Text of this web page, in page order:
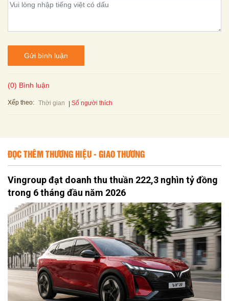
Gửi bình luận
(0) Bình luận
Xếp theo: Thời gian Số người thích
ĐỌC THÊM THƯƠNG HIỆU - GIAO THƯƠNG
Vingroup đạt doanh thu thuần 222,3 nghìn tỷ đồng
trong 6 tháng đầu năm 2026